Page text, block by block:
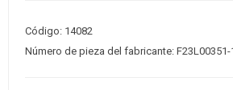
Código: 14082
Número de pieza del fabricante: F23L00351-